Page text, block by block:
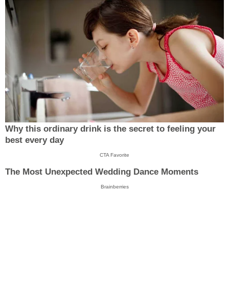
Why this ordinary drink is the secret to feeling your
best every day
CTA Favorite
The Most Unexpected Wedding Dance Moments
Brainberries